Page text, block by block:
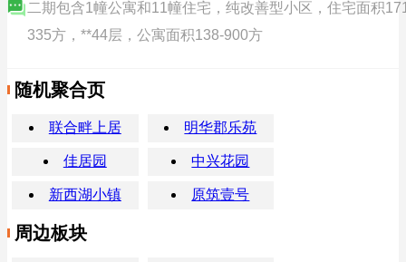
二期包含1幢公寓和11幢住宅，纯改善型小区，住宅面积
335方，**44层，公寓面积138-900方
随机聚合页
联合畔上居 明华郡乐苑
佳居园 中兴花园
新西湖小镇 原筑壹号
周边板块